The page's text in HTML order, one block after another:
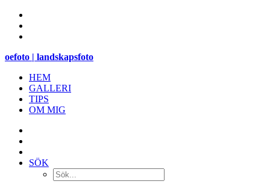
oefoto | landskapsfoto
HEM
GALLERI
TIPS
OM MIG
SÖK